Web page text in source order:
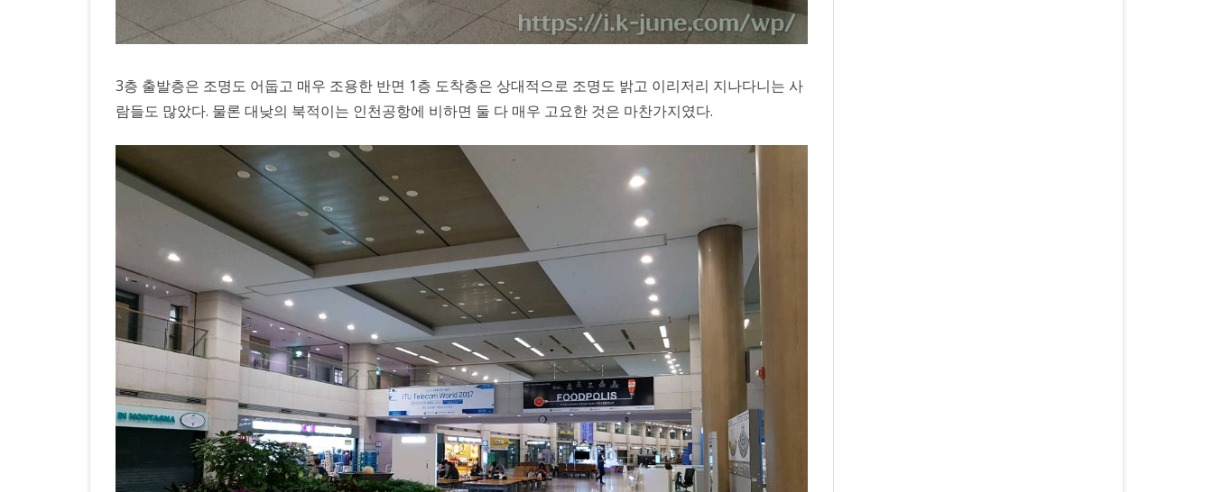
3층 출발층은 조명도 어둡고 매우 조용한 반면 1층 도착층은 상대적으로 조명도 밝고 이리저리 지나다니는 사
람들도 많았다. 물론 대낮의 북적이는 인천공항에 비하면 둘 다 매우 고요한 것은 마찬가지였다.